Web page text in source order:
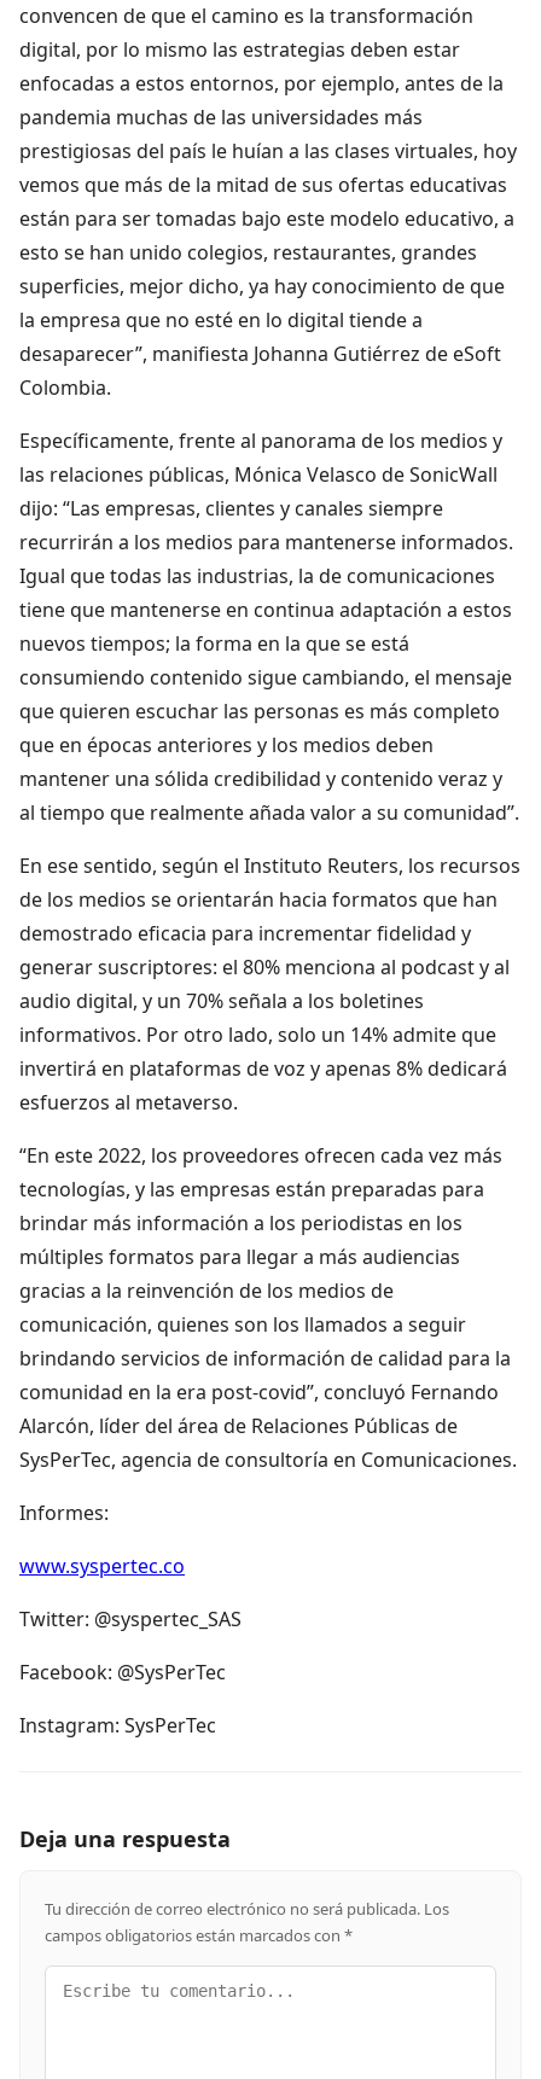
convencen de que el camino es la transformación
digital, por lo mismo las estrategias deben estar
enfocadas a estos entornos, por ejemplo, antes de la
pandemia muchas de las universidades más
prestigiosas del país le huían a las clases virtuales, hoy
vemos que más de la mitad de sus ofertas educativas
están para ser tomadas bajo este modelo educativo, a
esto se han unido colegios, restaurantes, grandes
superficies, mejor dicho, ya hay conocimiento de que
la empresa que no esté en lo digital tiende a
desaparecer”, manifiesta Johanna Gutiérrez de eSoft
Colombia.
Específicamente, frente al panorama de los medios y
las relaciones públicas, Mónica Velasco de SonicWall
dijo: “Las empresas, clientes y canales siempre
recurrirán a los medios para mantenerse informados.
Igual que todas las industrias, la de comunicaciones
tiene que mantenerse en continua adaptación a estos
nuevos tiempos; la forma en la que se está
consumiendo contenido sigue cambiando, el mensaje
que quieren escuchar las personas es más completo
que en épocas anteriores y los medios deben
mantener una sólida credibilidad y contenido veraz y
al tiempo que realmente añada valor a su comunidad”.
En ese sentido, según el Instituto Reuters, los recursos
de los medios se orientarán hacia formatos que han
demostrado eficacia para incrementar fidelidad y
generar suscriptores: el 80% menciona al podcast y al
audio digital, y un 70% señala a los boletines
informativos. Por otro lado, solo un 14% admite que
invertirá en plataformas de voz y apenas 8% dedicará
esfuerzos al metaverso.
“En este 2022, los proveedores ofrecen cada vez más
tecnologías, y las empresas están preparadas para
brindar más información a los periodistas en los
múltiples formatos para llegar a más audiencias
gracias a la reinvención de los medios de
comunicación, quienes son los llamados a seguir
brindando servicios de información de calidad para la
comunidad en la era post-covid”, concluyó Fernando
Alarcón, líder del área de Relaciones Públicas de
SysPerTec, agencia de consultoría en Comunicaciones.
Informes:
www.syspertec.co
Twitter: @syspertec_SAS
Facebook: @SysPerTec
Instagram: SysPerTec
Deja una respuesta
Tu dirección de correo electrónico no será publicada. Los
campos obligatorios están marcados con *